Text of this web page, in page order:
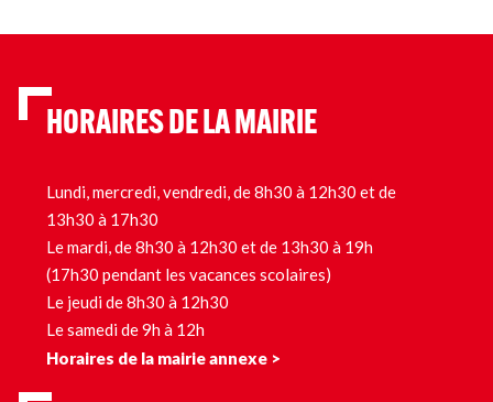
HORAIRES DE LA MAIRIE
Lundi, mercredi, vendredi, de 8h30 à 12h30 et de
13h30 à 17h30
Le mardi, de 8h30 à 12h30 et de 13h30 à 19h
(17h30 pendant les vacances scolaires)
Le jeudi de 8h30 à 12h30
Le samedi de 9h à 12h
Horaires de la mairie annexe >